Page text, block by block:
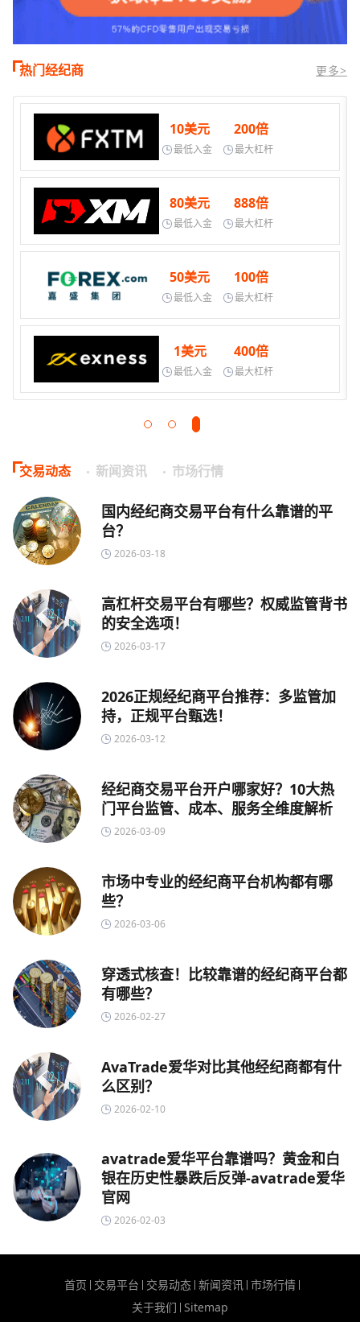
热门经纪商 更多>
10美元
最低入金
200倍
最大杠杆
80美元
最低入金
888倍
最大杠杆
50美元
最低入金
100倍
最大杠杆
1美元
最低入金
400倍
最大杠杆
交易动态 新闻资讯 市场行情
国内经纪商交易平台有什么靠谱的平
台？
2026-03-18
高杠杆交易平台有哪些？权威监管背书
的安全选项！
2026-03-17
2026正规经纪商平台推荐：多监管加
持，正规平台甄选！
2026-03-12
经纪商交易平台开户哪家好？10大热
门平台监管、成本、服务全维度解析
2026-03-09
市场中专业的经纪商平台机构都有哪
些？
2026-03-06
穿透式核查！比较靠谱的经纪商平台都
有哪些？
2026-02-27
AvaTrade爱华对比其他经纪商都有什
么区别？
2026-02-10
avatrade爱华平台靠谱吗？黄金和白
银在历史性暴跌后反弹-avatrade爱华
官网
2026-02-03
首页 交易平台 交易动态 新闻资讯 市场行情
关于我们 Sitemap